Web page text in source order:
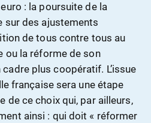
: la poursuite de la
sur des ajustements
de tous contre tous au
ou la réforme de son
plus coopératif. L’issue
française sera une étape
de ce choix qui, par ailleurs,
ainsi : qui doit « réformer